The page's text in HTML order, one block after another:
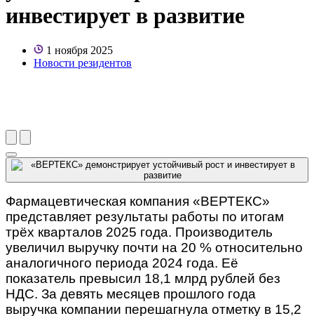
инвестирует в развитие
1 ноября 2025
Новости резидентов
Фармацевтическая компания «ВЕРТЕКС»
представляет результаты работы по итогам
трёх кварталов 2025 года. Производитель
увеличил выручку почти на 20 % относительно
аналогичного периода 2024 года. Её
показатель превысил 18,1 млрд рублей без
НДС. За девять месяцев прошлого года
выручка компании перешагнула отметку в 15,2